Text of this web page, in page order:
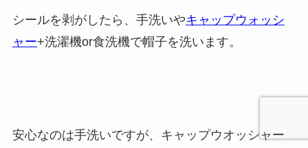
シールを剥がしたら、手洗いやキャップウォッシ
ャー+洗濯機or食洗機で帽子を洗います。
安心なのは手洗いですが、キャップウオッシャー